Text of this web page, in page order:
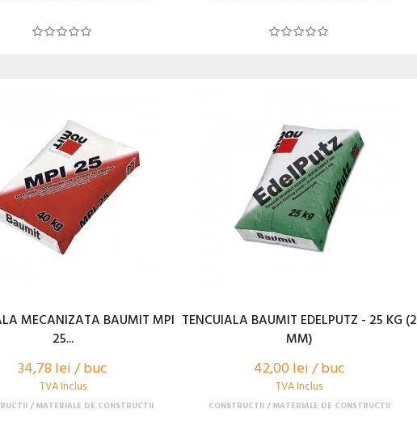
MECANIZATA BAUMIT MPI
25...
34,78 lei / buc
TVA Inclus
MATERIALE DE CONSTRUCTII
TENCUIALA BAUMIT EDELPUTZ - 25 KG (2
MM)
42,00 lei / buc
TVA Inclus
CONSTRUCTII MATERIALE DE CONSTRUCTII